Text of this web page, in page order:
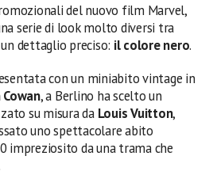
del nuovo film Marvel,
serie di look molto diversi tra
dettaglio preciso: il colore nero.
con un miniabito vintage in
, a Berlino ha scelto un
su misura da Louis Vuitton,
uno spettacolare abito
impreziosito da una trama che